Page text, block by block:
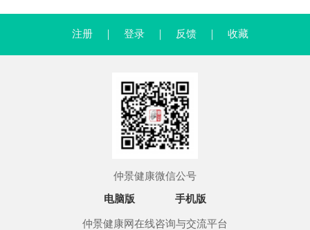
注册 登录 反馈 收藏
仲景健康微信公号
电脑版 手机版
仲景健康网在线咨询与交流平台